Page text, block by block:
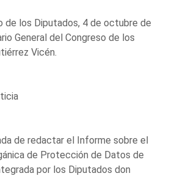
de los Diputados, 4 de octubre de
General del Congreso de los
Vicén.
de redactar el Informe sobre el
de Protección de Datos de
por los Diputados don